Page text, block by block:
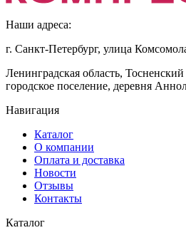
Наши адреса:
г. Санкт-Петербург, улица
Ленинградская область,
городское поселение, деревня
Навигация
Каталог
О компании
Оплата и доставка
Новости
Отзывы
Контакты
Каталог